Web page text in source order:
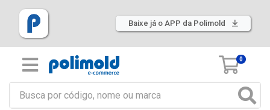
Baixe já o APP da Polimold
0